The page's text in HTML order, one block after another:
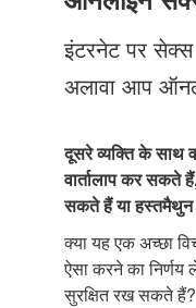
इंटरनेट पर
अलावा आप
दूसरे व्यक्ति के साथ
वार्तालाप कर सकते
सकते हैं या
क्या यह एक अच्छा
ऐसा करने का
सुरक्षित रख सकते हैं?